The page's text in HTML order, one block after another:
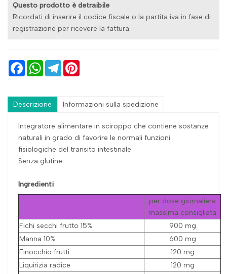
Questo prodotto è detraibile
Ricordati di inserire il codice fiscale o la partita iva in fase di
registrazione per ricevere la fattura.
FacebookWhatsAppTelegram
Descrizione Informazioni sulla spedizione
Integratore alimentare in sciroppo che contiene sostanze
naturali in grado di favorire le normali funzioni
fisiologiche del transito intestinale.
Senza glutine.
Ingredienti
per dose giornaliera
massima consigliata
Fichi secchi frutto 15%
900 mg
Manna 10%
600 mg
Finocchio frutti
120 mg
Liquirizia radice
120 mg